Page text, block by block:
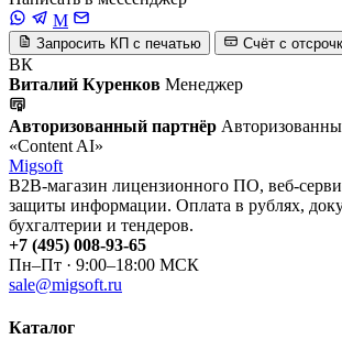
M
Запросить КП с печатью Счёт с
ВК
Виталий Куренков Менеджер
Авторизованный партнёр
«Content AI»
Migsoft
B2B-магазин лицензионного ПО, веб-
защиты информации. Оплата в рублях,
бухгалтерии и тендеров.
+7 (495) 008-93-65
Пн–Пт · 9:00–18:00 МСК
sale@migsoft.ru
Каталог